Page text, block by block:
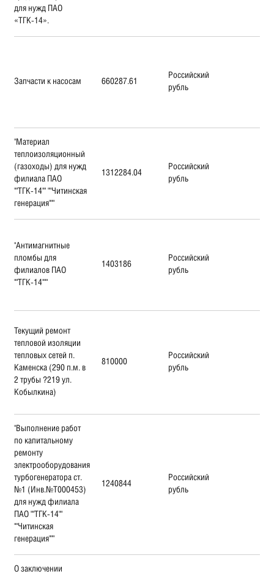
для нужд ПАО
«ТГК-14».
Запчасти к насосам 660287.61
Российский
рубль
"Материал
теплоизоляционный
(газоходы) для нужд
филиала ПАО
""ТГК-14"" ""Читинская
генерация"""
1312284.04
Российский
рубль
"Антимагнитные
пломбы для
филиалов ПАО
""ТГК-14"""
1403186
Российский
рубль
Текущий ремонт
тепловой изоляции
тепловых сетей п.
Каменска (290 п.м. в
2 трубы ?219 ул.
Кобылкина)
810000
Российский
рубль
"Выполнение работ
по капитальному
ремонту
электрооборудования
турбогенератора ст.
№1 (Инв.№Т000453)
для нужд филиала
ПАО ""ТГК-14""
""Читинская
генерация"""
1240844
Российский
рубль
О заключении